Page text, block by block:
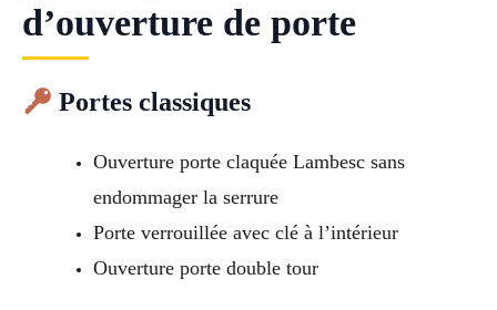
d’ouverture de porte
Portes classiques
Ouverture porte claquée Lambesc sans
endommager la serrure
Porte verrouillée avec clé à l’intérieur
Ouverture porte double tour